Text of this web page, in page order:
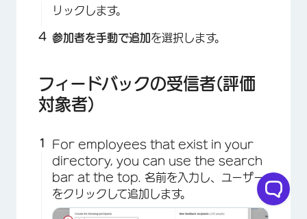
リックします。
参加者を手動で追加を選択します。
フィードバックの受信者(評価
対象者)
For employees that exist in your
directory, you can use the search
bar at the top. 名前を入力し、ユーザー
をクリックして追加します。